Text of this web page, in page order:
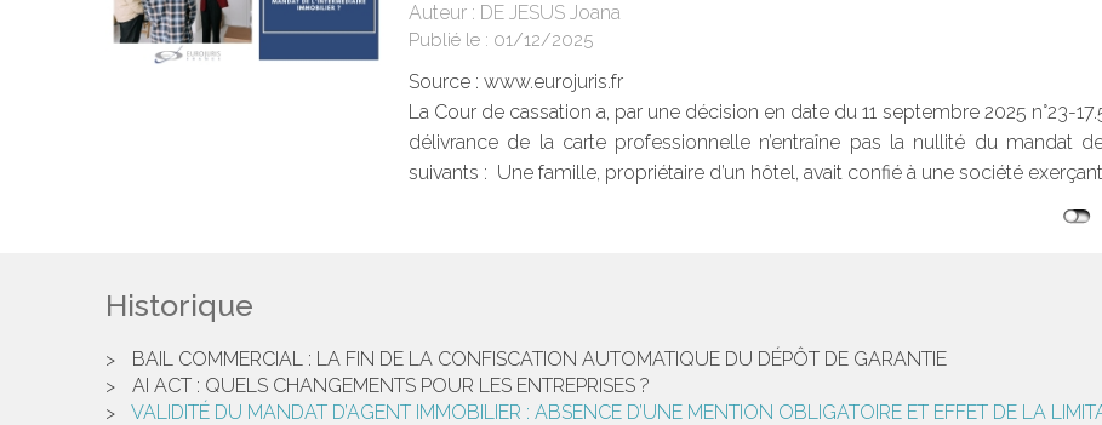
Auteur : DE JESUS Joana
Publié le : 01/12/2025
Source : www.eurojuris.fr
La Cour de cassation a, par une décision en date du 11 septembre 2025 n°23-
délivrance de la carte professionnelle n’entraîne pas la nullité du mandat
suivants : Une famille, propriétaire d’un hôtel, avait confié à une société exerçant
Historique
BAIL COMMERCIAL : LA FIN DE LA CONFISCATION AUTOMATIQUE DU DÉPÔT DE GARANTIE
AI ACT : QUELS CHANGEMENTS POUR LES ENTREPRISES ?
VALIDITÉ DU MANDAT D’AGENT IMMOBILIER : ABSENCE D’UNE MENTION OBLIGATOIRE ET EFFET DE LA